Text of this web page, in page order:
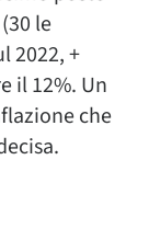
le
2022, +
il 12%. Un
che